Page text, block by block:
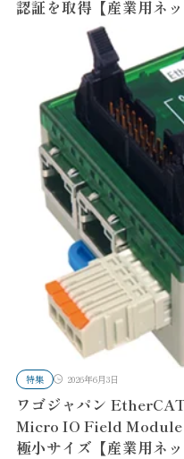
認証を取得【産業用ネッ
特集 2026年6月3日
ワゴジャパン
Micro IO Field Module
極小サイズ【産業用ネッ